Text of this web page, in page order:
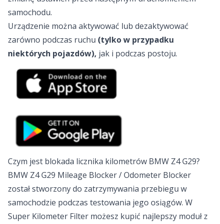
samochodu.
Urządzenie można aktywować lub dezaktywować
zarówno podczas ruchu (tylko w przypadku
niektórych pojazdów), jak i podczas postoju.
Czym jest blokada licznika kilometrów BMW Z4 G29?
BMW Z4 G29 Mileage Blocker / Odometer Blocker
został stworzony do zatrzymywania przebiegu w
samochodzie podczas testowania jego osiągów. W
Super Kilometer Filter możesz kupić najlepszy moduł z